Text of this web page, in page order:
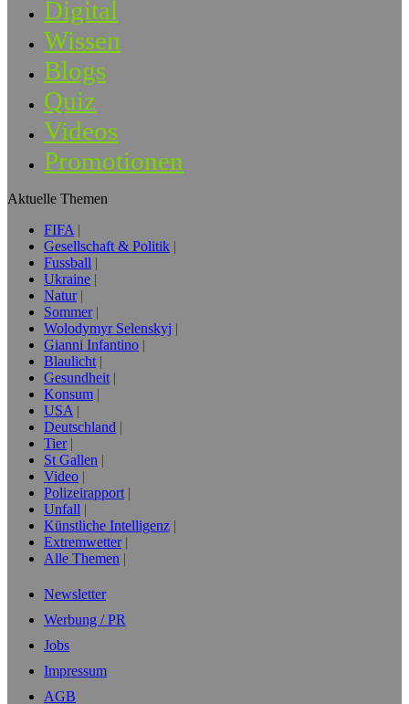
Digital
Wissen
Blogs
Quiz
Videos
Promotionen
Aktuelle Themen
FIFA
Gesellschaft & Politik
Fussball
Ukraine
Natur
Sommer
Wolodymyr Selenskyj
Gianni Infantino
Blaulicht
Gesundheit
Konsum
USA
Deutschland
Tier
St Gallen
Video
Polizeirapport
Unfall
Künstliche Intelligenz
Extremwetter
Alle Themen
Newsletter
Werbung / PR
Jobs
Impressum
AGB